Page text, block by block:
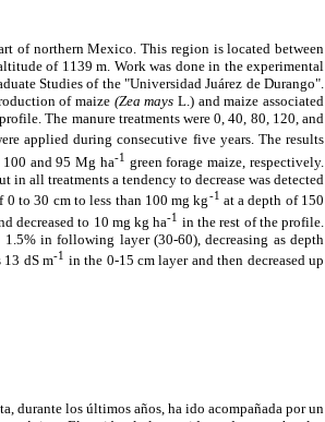
of northern Mexico. This region is located between
of 1139 m. Work was done in the experimental
Studies of the "Universidad Juárez de Durango".
of maize (Zea mays L.) and maize associated
The manure treatments were 0, 40, 80, 120, and
applied during consecutive five years. The results
and 95 Mg ha-1 green forage maize, respectively.
all treatments a tendency to decrease was detected
0 to 30 cm to less than 100 mg kg-1 at a depth of 150
decreased to 10 mg kg ha-1 in the rest of the profile.
in following layer (30-60), decreasing as depth
dS m-1 in the 0-15 cm layer and then decreased up
durante los últimos años, ha ido acompañada por un